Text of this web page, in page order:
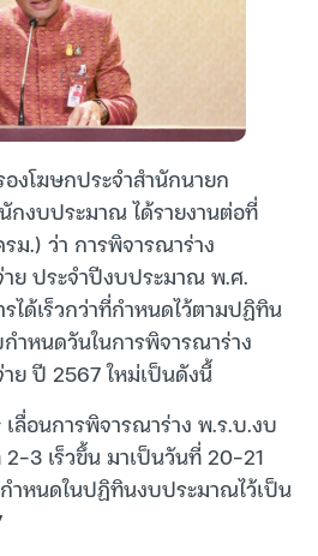
งโฆษกประจำสำนักนายก
กงบประมาณ ได้รายงานต่อที่
.) ว่า การพิจารณาร่าง
ย ประจำปีงบประมาณ พ.ศ.
ได้เร็วกว่าที่กำหนดไว้ตามปฏิทิน
ำหนดวันในการพิจารณาร่าง
ย ปี 2567 ใหม่เป็นดังนี้
เลื่อนการพิจารณาร่าง พ.ร.บ.งบ
3 เร็วขึ้น มาเป็นวันที่ 20-21
ำหนดในปฏิทินงบประมาณไว้เป็น